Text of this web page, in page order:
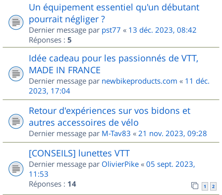
Un équipement essentiel qu'un débutant
pourrait négliger ?
Dernier message par pst77 « 13 déc. 2023, 08:42
Réponses : 5
Idée cadeau pour les passionnés de VTT,
MADE IN FRANCE
Dernier message par newbikeproducts.com « 11 déc.
2023, 17:04
Retour d'expériences sur vos bidons et
autres accessoires de vélo
Dernier message par M-Tav83 « 21 nov. 2023, 09:28
[CONSEILS] lunettes VTT
Dernier message par OlivierPike « 05 sept. 2023,
11:53
Réponses : 14 1 2